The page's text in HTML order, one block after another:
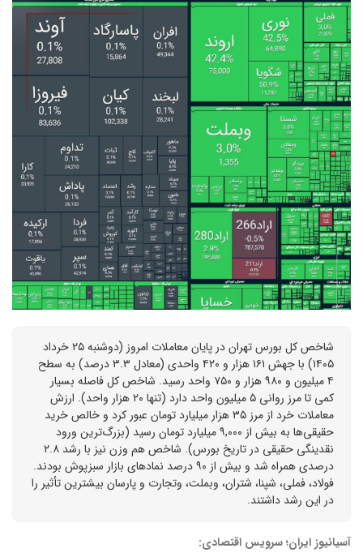
شاخص کل بورس تهران در پایان معاملات امروز (دوشنبه ۲۵ خرداد
۱۴۰۵) با جهش ۱۶۱ هزار و ۴۲۰ واحدی (معادل ۳.۳ درصد) به سطح
۴ میلیون و ۹۸۰ هزار و ۷۵۰ واحد رسید. شاخص کل فاصله بسیار
کمی تا مرز روانی ۵ میلیون واحد دارد (تنها ۲۰ هزار واحد). ارزش
معاملات خرد از مرز ۳۵ هزار میلیارد تومان عبور کرد و خالص خرید
حقیقی‌ها به بیش از ۹,۰۰۰ میلیارد تومان رسید (بزرگ‌ترین ورود
نقدینگی حقیقی در تاریخ بورس). شاخص هم وزن نیز با رشد ۲.۸
درصدی همراه شد و بیش از ۹۰ درصد نمادهای بازار سبزپوش بودند.
فولاد، فملی، شپنا، شتران، وبملت، وتجارت و پارسان بیشترین تأثیر را
در این رشد داشتند.
آسیانیوز ایران؛ سرویس اقتصادی: